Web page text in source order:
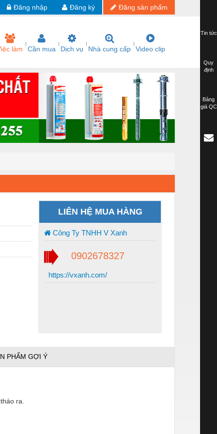
Đăng sản phẩm
Đăng ký
Đăng nhập
làm Cần mua Dịch vụ Nhà cung cấp Video clip
LIÊN HỆ MUA HÀNG
Công Ty TNHH V Xanh
0902678327
https://vxanh.com/
PHẨM GỢI Ý
ra.
Tin tức
Quy
định
Bảng
giá QC